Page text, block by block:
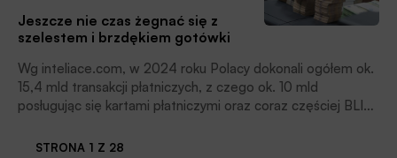
Jeszcze nie czas żegnać się z
szelestem i brzdękiem gotówki
Wg inteliace.com, w 2024 roku Polacy dokonali ogółem ok.
15,4 mld transakcji płatniczych, z czego ok. 10 mld
posługując się kartami płatniczymi oraz coraz częściej BLIK-
płatności bezgotówkowych, pisze Jan Cipiur.
STRONA 1 Z 28